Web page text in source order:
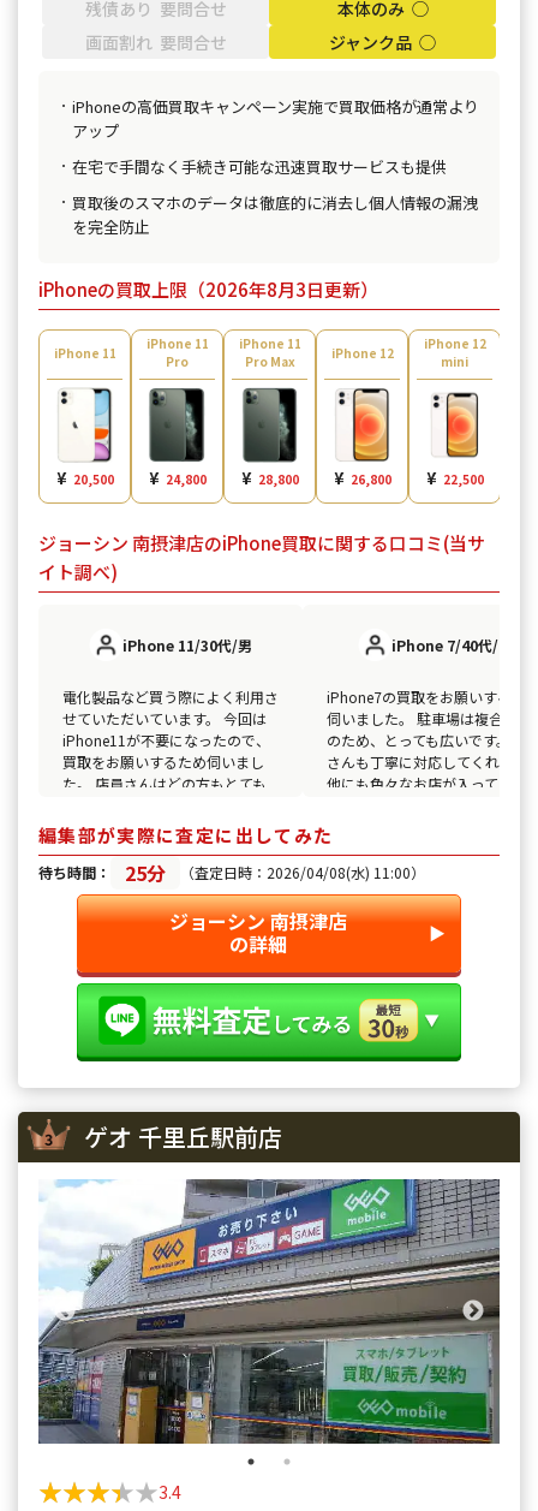
残債あり 要問合せ
本体のみ ◯
画面割れ 要問合せ
ジャンク品 ◯
iPhoneの高価買取キャンペーン実施で買取価格が通常より
アップ
在宅で手間なく手続き可能な迅速買取サービスも提供
買取後のスマホのデータは徹底的に消去し個人情報の漏洩
を完全防止
iPhoneの買取上限（2026年8月3日更新）
iPhone 11
¥ 20,500
iPhone 11
Pro
¥ 24,800
iPhone 11
Pro Max
¥ 28,800
iPhone 12
¥ 26,800
iPhone 12
mini
¥ 22,500
ジョーシン 南摂津店のiPhone買取に関する口コミ(当サ
イト調べ)
iPhone 11/30代/男
電化製品など買う際によく利用さ
せていただいています。 今回は
iPhone11が不要になったので、
買取をお願いするため伺いまし
た。 店員さんはどの方もとても
ていただき初めての買取でした
が、安心して取引できました。
iPhone 7/40代/女
iPhone7の買取をお願いするた
伺いました。 駐車場は複合施設
のため、とっても広いです。 店
さんも丁寧に対応してくれます
他にも色々なお店が入っている
編集部が実際に査定に出してみた
待ち時間： 25分 （査定日時：2026/04/08(水) 11:00）
ジョーシン 南摂津店
の詳細 ▶︎
ゲオ 千里丘駅前店
★★★★★
★★★★★3.4